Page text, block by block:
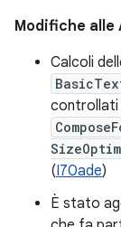
Modifiche alle
Calcoli
controllati
(I70ade)
È stato